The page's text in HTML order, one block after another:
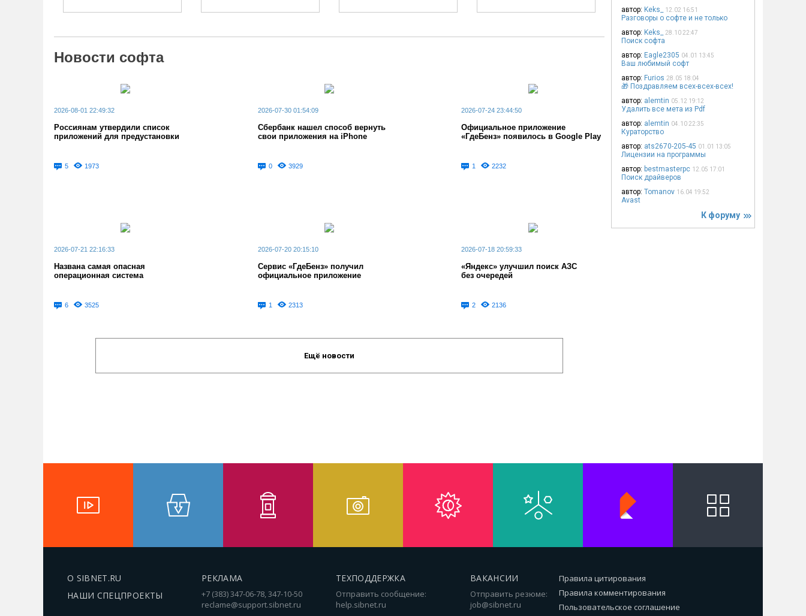
Новости софта
2026-08-01 22:49:32
Россиянам утвердили список
приложений для предустановки
5 1973
2026-07-30 01:54:09
Сбербанк нашел способ вернуть
свои приложения на iPhone
0 3929
2026-07-24 23:44:50
Официальное приложение
«ГдеБенз» появилось в Google Play
1 2232
2026-07-21 22:16:33
Названа самая опасная
операционная система
6 3525
2026-07-20 20:15:10
Сервис «ГдеБенз» получил
официальное приложение
1 2313
2026-07-18 20:59:33
«Яндекс» улучшил поиск АЗС
без очередей
2 2136
Ещё новости
автор: Keks_ 12.02 16:51
Разговоры о софте и не только
автор: Keks_ 28.10 22:47
Поиск софта
автор: Eagle2305 04.01 13:45
Ваш любимый софт
автор: Furios 28.05 18:04
🎁 Поздравляем всех-всех-всех!
автор: alemtin 05.12 19:12
Удалить все мета из Pdf
автор: alemtin 04.10 22:35
Кураторство
автор: ats2670-205-45 01.01 13:05
Лицензии на программы
автор: bestmasterpc 12.05 17:01
Поиск драйверов
автор: Tomanov 16.04 19:52
Avast
К форуму
О SIBNET.RU
НАШИ СПЕЦПРОЕКТЫ
РЕКЛАМА
+7 (383) 347-06-78, 347-10-50
reclame@support.sibnet.ru
ТЕХПОДДЕРЖКА
Отправить сообщение:
help.sibnet.ru
ВАКАНСИИ
Отправить резюме:
job@sibnet.ru
Правила цитирования
Правила комментирования
Пользовательское соглашение